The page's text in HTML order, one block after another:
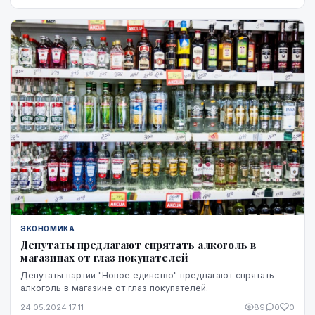
ЭКОНОМИКА
Депутаты предлагают спрятать алкоголь в
магазинах от глаз покупателей
Депутаты партии "Новое единство" предлагают спрятать
алкоголь в магазине от глаз покупателей.
24.05.2024 17:11 89 0 0